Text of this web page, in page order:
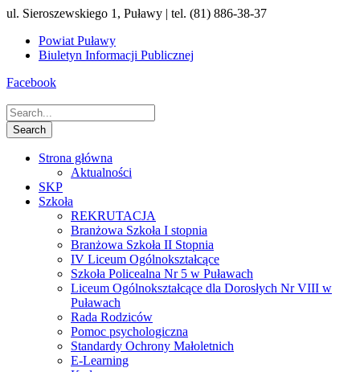
ul. Sieroszewskiego 1, Puławy | tel. (81) 886-38-37
Powiat Puławy
Biuletyn Informacji Publicznej
Facebook
Strona główna
Aktualności
SKP
Szkoła
REKRUTACJA
Branżowa Szkoła I stopnia
Branżowa Szkoła II Stopnia
IV Liceum Ogólnokształcące
Szkoła Policealna Nr 5 w Puławach
Liceum Ogólnokształcące dla Dorosłych Nr VIII w
Puławach
Rada Rodziców
Pomoc psychologiczna
Standardy Ochrony Małoletnich
E-Learning